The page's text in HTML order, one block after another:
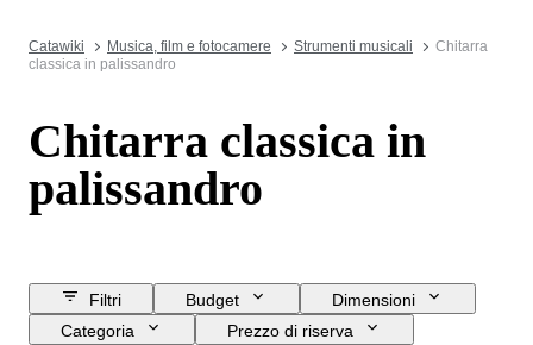
Catawiki Musica, film e fotocamere Strumenti musicali
Chitarra
classica in palissandro
Chitarra classica in
palissandro
Filtri Budget
Dimensioni
Categoria
Prezzo di riserva